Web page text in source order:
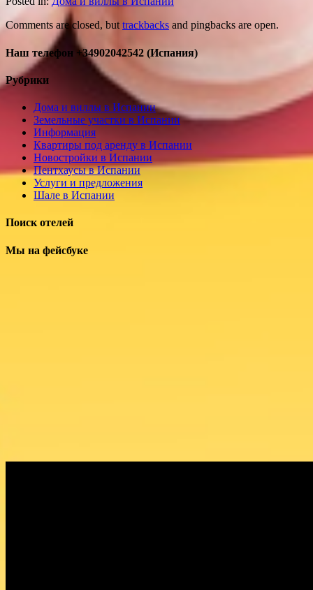
Comments are closed, but trackbacks and pingbacks are open.
Наш телефон +34902042542 (Испания)
Рубрики
Дома и виллы в Испании
Земельные участки в Испании
Информация
Квартиры под аренду в Испании
Новостройки в Испании
Пентхаусы в Испании
Услуги и предложения
Шале в Испании
Поиск отелей
Мы на фейсбуке